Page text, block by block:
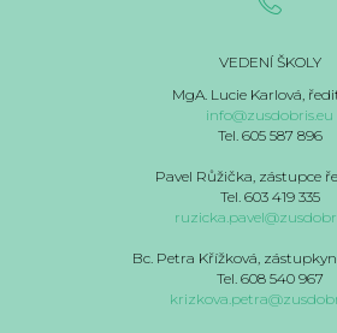
VEDENÍ ŠKOLY
MgA. Lucie Karlová,
info@zusdobris.eu
Tel. 605 587 896
Pavel Růžička, zástupce
Tel. 603 419 335
Bc. Petra Křížková,
Tel. 608 540 967